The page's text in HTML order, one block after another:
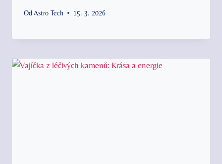
Od Astro Tech 15. 3. 2026